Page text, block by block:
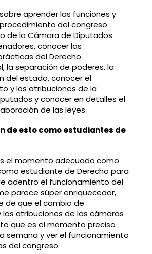
aprender las funciones y
del congreso
de la Cámara de Diputados
conocer las
del Derecho
la separación de poderes, la
del estado, conocer el
y las atribuciones de la
y conocer en detalles el
de las leyes.
de esto como estudiantes de
el momento adecuado como
estudiante de Derecho para
adentro el funcionamiento del
parece súper enriquecedor,
de que el cambio de
atribuciones de las cámaras
que es el momento preciso
semana y ver el funcionamiento
del congreso.